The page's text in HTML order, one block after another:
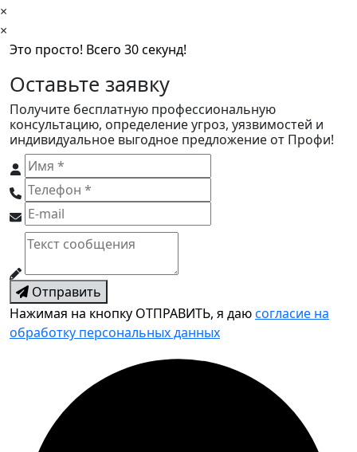
×
×
Это просто! Всего 30 секунд!
Оставьте заявку
Получите бесплатную профессиональную
консультацию, определение угроз, уязвимостей и
индивидуальное выгодное предложение от Профи!
Отправить
Нажимая на кнопку ОТПРАВИТЬ, я даюсогласие на
обработку персональных данных